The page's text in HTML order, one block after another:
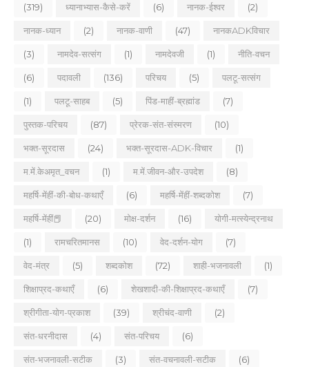
(319) ध्यानाभ्यास-कैसे-करें (6) नानक-ईश्वर (2)
नानक-ध्यान (2) नानक-वाणी (47) नानकADKविचार
(3) नामदेव-सत्संग (1) नामदेवजी (1) नीति-वचन
(6) पदावली (136) परिचय (5) पलटू-सत्संग
(1) पलटू-साहब (5) पिंड-माहीं-ब्रह्मांड (7)
पुस्तक-परिचय (87) प्रेरक-संत-संस्मरण (10)
भक्त-सूरदास (24) भक्त-सूरदास-ADK-विचार (1)
म.में.केअमृत_वचन (1) म.में.जीवन-और-उपदेश (8)
महर्षि-मेंहीं-की-बोध-कथाएँ (6) महर्षि-मेंहीं-शब्दकोश (7)
महर्षि-मेंहीं📕 (20) मोक्ष-दर्शन (16) योगी-मत्स्येन्द्रनाथ
(1) रामचरितमानस (10) वेद-दर्शन-योग (7)
वेद-मंत्र (5) शब्दकोश (72) शाही-भजनावली (1)
शिक्षाप्रद-कथाएँ (6) शेखशादी-की-शिक्षाप्रद-कथाएँ (7)
श्रीगीता-योग-प्रकाश (39) श्रीचंद-वाणी (2)
संत-धरनीदास (4) संत-परिचय (6)
संत-भजनावली-सटीक (3) संत-वचनावली-सटीक (6)